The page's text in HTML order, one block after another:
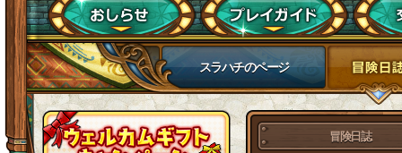
スラハチのページ
冒険日誌